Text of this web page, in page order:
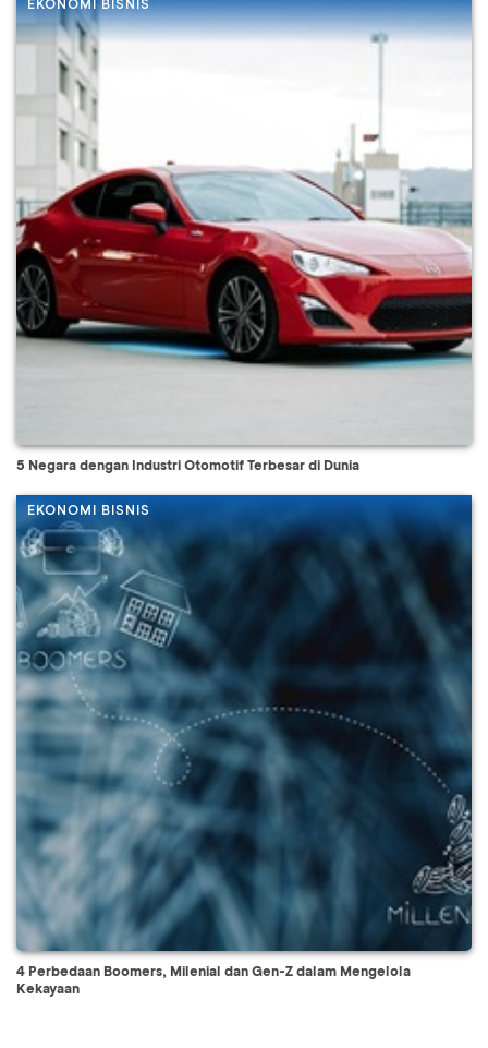
5 Negara dengan Industri Otomotif Terbesar di Dunia
EKONOMI BISNIS
4 Perbedaan Boomers, Milenial dan Gen-Z dalam Mengelola
Kekayaan